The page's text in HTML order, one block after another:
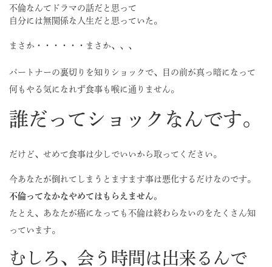
不倫なんてドラマの話だと思って
自分には無関係な人生だと思っていた。
まさか・・・・・・まさか、、、
パートナーの裏切りを知りショックで、目の前が真っ暗になって
何もやる気になれず食事も喉に通りません。
誰だってショックなんです。
だけど、せめて食事は少しでいいから取ってください。
今あなたが倒れてしまうとますます事は悪化するだけなのです。
不倫ってなかなやめてはもらえません。
たとえ、あなたが癌になっても不倫は終わらないのをたくさん知
っています。
むしろ、会う時間は出来るんで